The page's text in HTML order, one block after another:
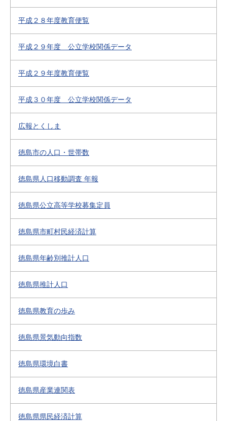
平成２８年度教育便覧
平成２９年度 公立学校関係データ
平成２９年度教育便覧
平成３０年度 公立学校関係データ
広報とくしま
徳島市の人口・世帯数
徳島県人口移動調査 年報
徳島県公立高等学校募集定員
徳島県市町村民経済計算
徳島県年齢別推計人口
徳島県推計人口
徳島県教育の歩み
徳島県景気動向指数
徳島県環境白書
徳島県産業連関表
徳島県県民経済計算